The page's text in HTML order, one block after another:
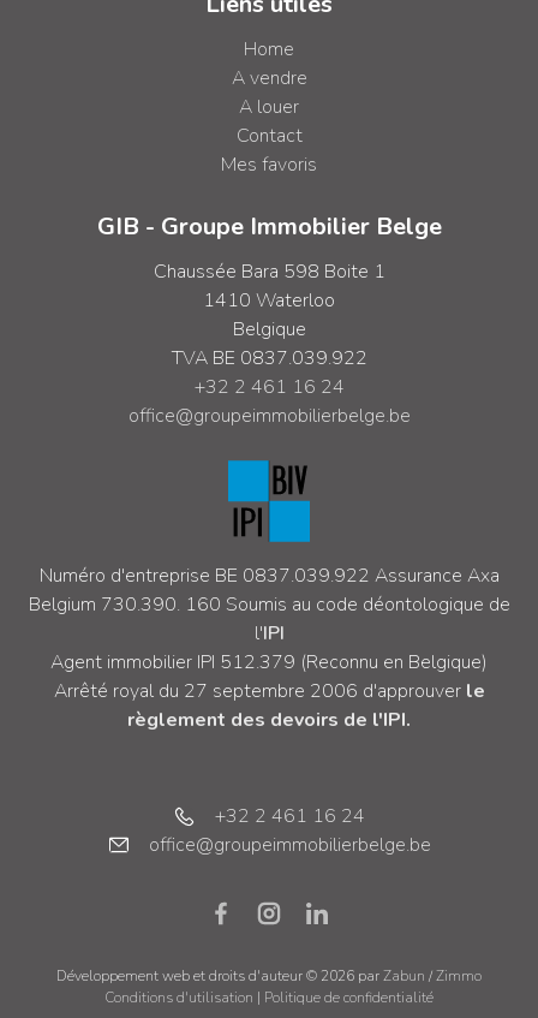
Home
A vendre
A louer
Contact
Mes favoris
GIB - Groupe Immobilier Belge
Chaussée Bara 598 Boite 1
1410 Waterloo
Belgique
TVA BE 0837.039.922
+32 2 461 16 24
office@groupeimmobilierbelge.be
Numéro d'entreprise BE 0837.039.922 Assurance Axa
Belgium 730.390. 160 Soumis au code déontologique de
l'IPI
Agent immobilier IPI 512.379 (Reconnu en Belgique)
Arrêté royal du 27 septembre 2006 d'approuver le
règlement des devoirs de l'IPI.
+32 2 461 16 24
office@groupeimmobilierbelge.be
Développement web et droits d'auteur © 2026 parZabun /Zimmo
Conditions d'utilisation | Politique de confidentialité